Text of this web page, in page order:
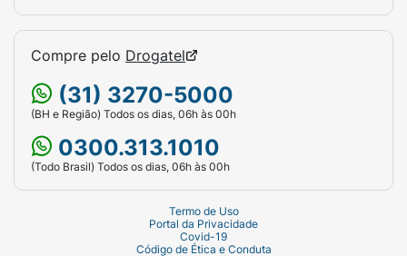
Compre pelo Drogatel
(31) 3270-5000
(BH e Região) Todos os dias, 06h às 00h
0300.313.1010
(Todo Brasil) Todos os dias, 06h às 00h
Termo de Uso
Portal da Privacidade
Covid-19
Código de Ética e Conduta